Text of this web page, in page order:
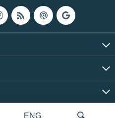
ENG ռադիոկայան © 2026